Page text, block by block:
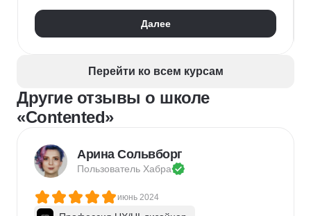
Дизайн логотипов
Дизайн упаковки
Бренд-дизайн
Разработка фирменного стиля
Создание анимации
Брендинг
Microsoft PowerPoint
Колористика
Далее
Перейти ко всем курсам
Другие отзывы о школе
«Contented»
Арина Сольвборг
Пользователь Хабра
июнь 2024